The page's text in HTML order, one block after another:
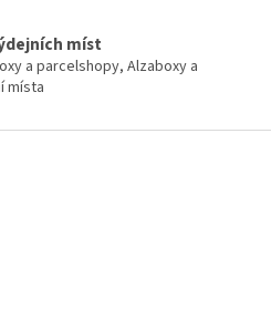
s
u
míst
a parcelshopy, Alzaboxy a
místa